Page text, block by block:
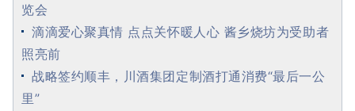
览会
滴滴爱心聚真情 点点关怀暖人心 酱乡烧坊为受助者
照亮前
战略签约顺丰，川酒集团定制酒打通消费“最后一公
里”